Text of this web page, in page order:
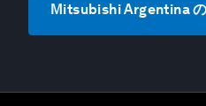
Mitsubishi Argentina